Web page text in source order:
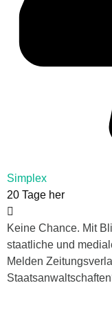
Simplex
20 Tage her
Keine Chance. Mit
staatliche und
Melden